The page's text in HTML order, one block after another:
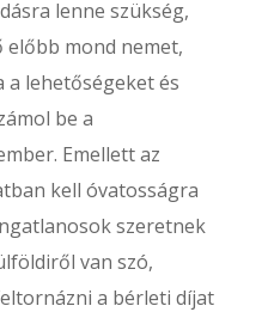
lenne szükség,
mond nemet,
lehetőségeket és
be a
Emellett az
kell óvatosságra
szeretnek
van szó,
a bérleti díjat